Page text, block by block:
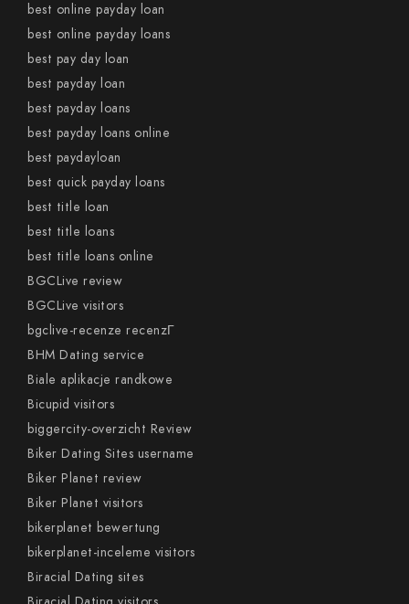
best online payday loan
best online payday loans
best pay day loan
best payday loan
best payday loans
best payday loans online
best paydayloan
best quick payday loans
best title loan
best title loans
best title loans online
BGCLive review
BGCLive visitors
bgclive-recenze recenzГ­
BHM Dating service
Biale aplikacje randkowe
Bicupid visitors
biggercity-overzicht Review
Biker Dating Sites username
Biker Planet review
Biker Planet visitors
bikerplanet bewertung
bikerplanet-inceleme visitors
Biracial Dating sites